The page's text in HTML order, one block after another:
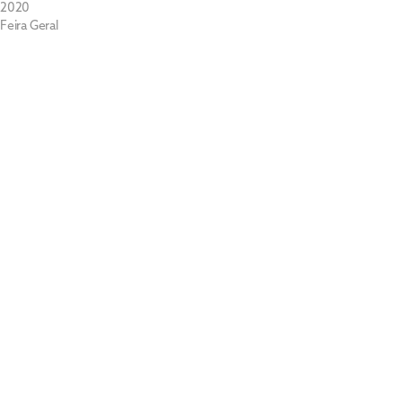
2020
Feira Geral